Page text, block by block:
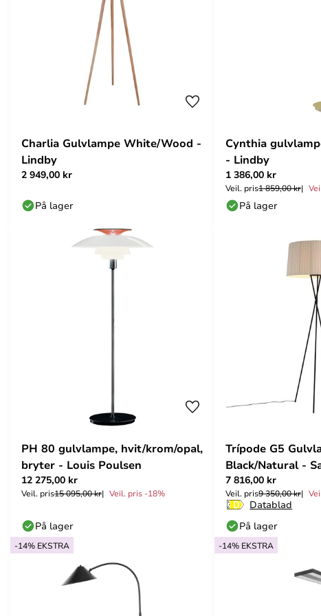
Charlia Gulvlampe White/Wood -
Lindby
2 949,00 kr
På lager
Cynthia
- Lindby
1 386,00 kr
Veil. pris1 859,00 kr
På lager
PH 80 gulvlampe, hvit/krom/opal,
bryter - Louis Poulsen
12 275,00 kr
Veil. pris15 095,00 kr Veil. pris -18%
På lager
Trípode G5
Black/Natural -
7 816,00 kr
Veil. pris9 350,00 kr
Datablad
På lager
-14% EKSTRA -14% EKSTRA